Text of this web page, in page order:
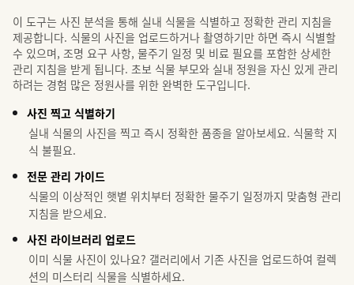
이 도구는 사진 분석을 통해 실내 식물을 식별하고 정확한 관리 지침을
제공합니다. 식물의 사진을 업로드하거나 촬영하기만 하면 즉시 식별할
수 있으며, 조명 요구 사항, 물주기 일정 및 비료 필요를 포함한 상세한
관리 지침을 받게 됩니다. 초보 식물 부모와 실내 정원을 자신 있게 관리
하려는 경험 많은 정원사를 위한 완벽한 도구입니다.
사진 찍고 식별하기
실내 식물의 사진을 찍고 즉시 정확한 품종을 알아보세요. 식물학 지
식 불필요.
전문 관리 가이드
식물의 이상적인 햇볕 위치부터 정확한 물주기 일정까지 맞춤형 관리
지침을 받으세요.
사진 라이브러리 업로드
이미 식물 사진이 있나요? 갤러리에서 기존 사진을 업로드하여 컬렉
션의 미스터리 식물을 식별하세요.